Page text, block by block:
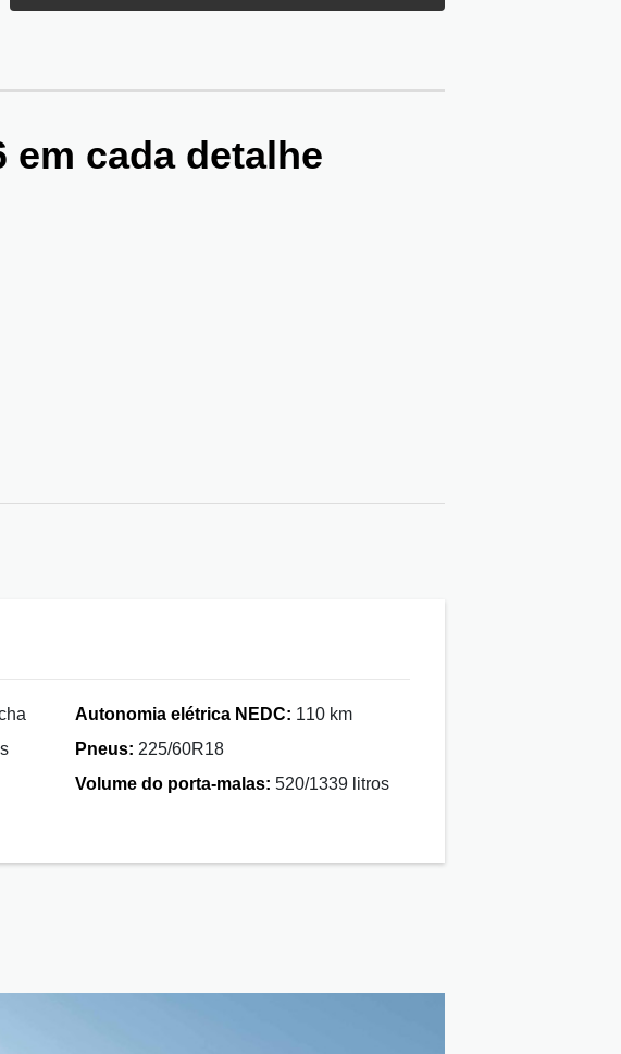
em cada detalhe
Autonomia elétrica NEDC: 110 km
Pneus: 225/60R18
Volume do porta-malas: 520/1339 litros